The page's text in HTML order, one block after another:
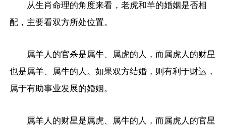
从生肖命理的角度来看，老虎和羊的婚姻是否相
配，主要看双方所处位置。
属羊人的官杀是属牛、属虎的人，而属虎人的财星
也是属羊、属牛的人。如果双方结婚，则有利于财运，
属于有助事业发展的婚姻。
属羊人的财星是属虎、属牛的人，而属虎人的官星